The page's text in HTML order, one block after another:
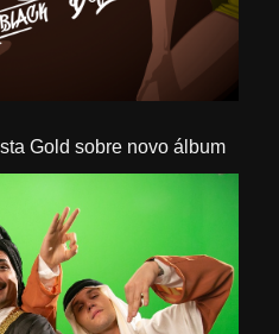
Gold sobre novo álbum